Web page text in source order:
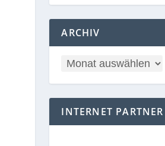
ARCHIV
INTERNET PARTNER